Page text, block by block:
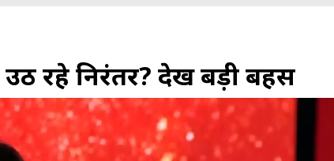
रहे न‍िरंतर? देखें बड़ी बहस